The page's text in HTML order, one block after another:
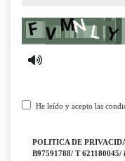
Captcha
He leído y acepto las
POLITICA DE
B97591788/ T